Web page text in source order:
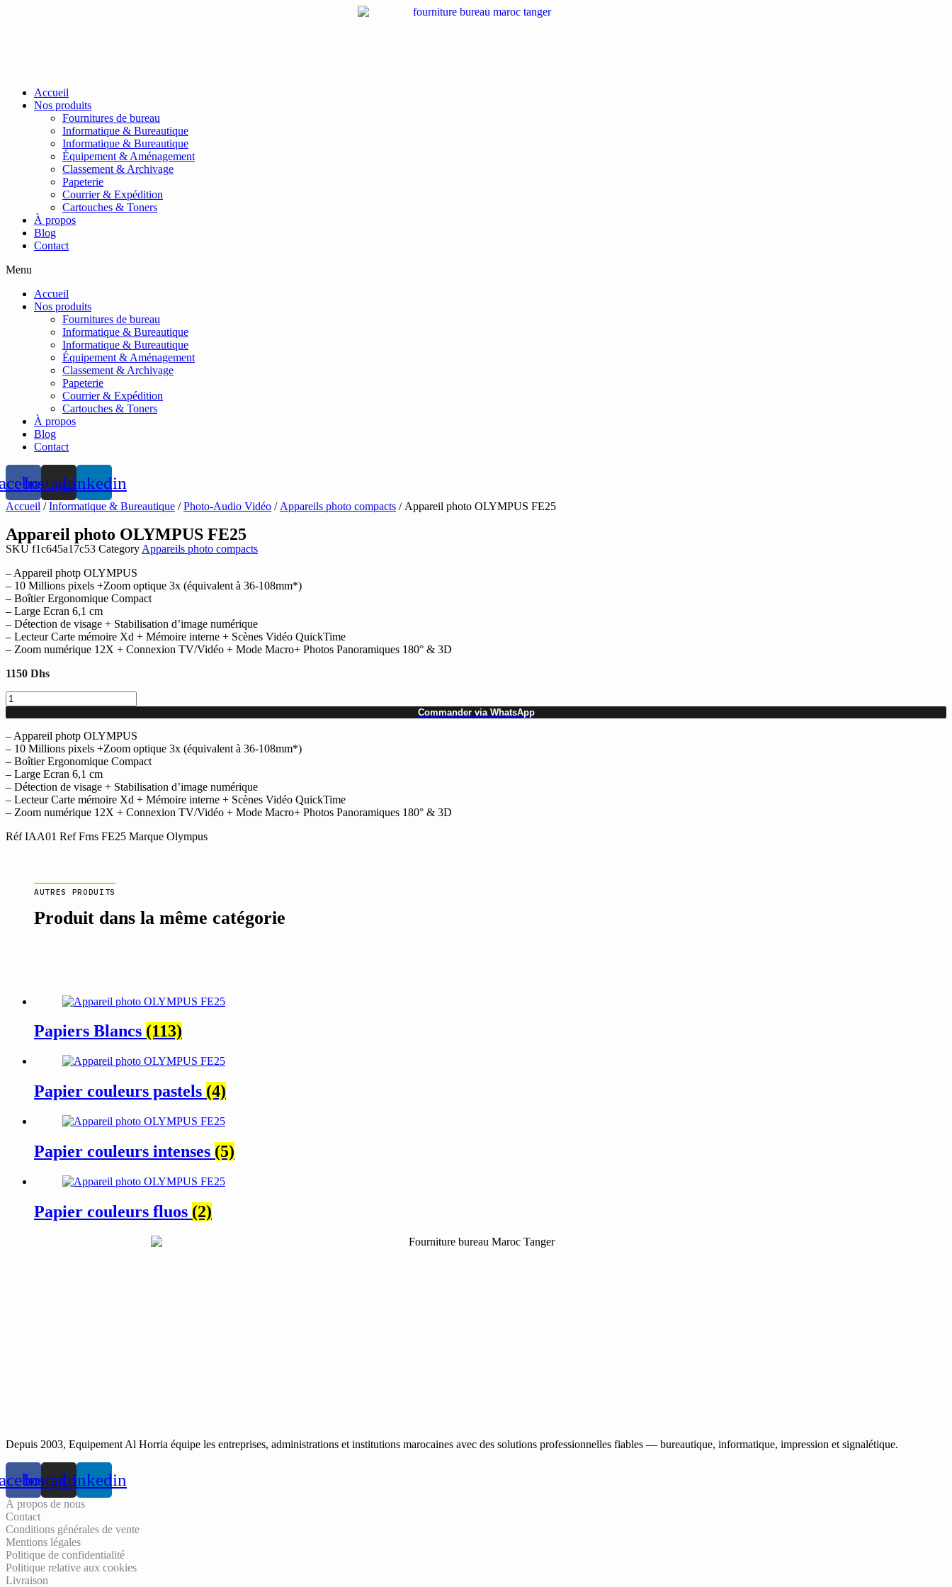
Accueil
Nos produits
Fournitures de bureau
Informatique & Bureautique
Informatique & Bureautique
Équipement & Aménagement
Classement & Archivage
Papeterie
Courrier & Expédition
Cartouches & Toners
À propos
Blog
Contact
Menu
Accueil
Nos produits
Fournitures de bureau
Informatique & Bureautique
Informatique & Bureautique
Équipement & Aménagement
Classement & Archivage
Papeterie
Courrier & Expédition
Cartouches & Toners
À propos
Blog
Contact
InstagramLinkedin
Accueil /Informatique & Bureautique /Photo-Audio Vidéo / Appareils photo compacts / Appareil photo OLYMPUS FE25
Appareil photo OLYMPUS FE25
SKU f1c645a17c53 Category Appareils photo compacts
– Appareil photp OLYMPUS
– 10 Millions pixels +Zoom optique 3x (équivalent à 36-108mm*)
– Boîtier Ergonomique Compact
– Large Ecran 6,1 cm
– Détection de visage + Stabilisation d’image numérique
– Lecteur Carte mémoire Xd + Mémoire interne + Scènes Vidéo QuickTime
– Zoom numérique 12X + Connexion TV/Vidéo + Mode Macro+ Photos Panoramiques 180° & 3D
1150 Dhs
quantité
de
Appareil
photo
OLYMPUS
FE25
Commander via WhatsApp
– Appareil photp OLYMPUS
– 10 Millions pixels +Zoom optique 3x (équivalent à 36-108mm*)
– Boîtier Ergonomique Compact
– Large Ecran 6,1 cm
– Détection de visage + Stabilisation d’image numérique
– Lecteur Carte mémoire Xd + Mémoire interne + Scènes Vidéo QuickTime
– Zoom numérique 12X + Connexion TV/Vidéo + Mode Macro+ Photos Panoramiques 180° & 3D
Réf IAA01 Ref Frns FE25 Marque Olympus
AUTRES PRODUITS
Produit dans la même catégorie
Papiers Blancs (113)
Papier couleurs pastels (4)
Papier couleurs intenses (5)
Papier couleurs fluos (2)
Depuis 2003, Equipement Al Horria équipe les entreprises, administrations et institutions marocaines avec des solutions professionnelles fiables — bureautique, informatique, impression et signalétique.
InstagramLinkedin
À propos de nous
Contact
Conditions générales de vente
Mentions légales
Politique de confidentialité
Politique relative aux cookies
Livraison